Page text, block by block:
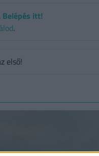
Belépés itt!
.
első!